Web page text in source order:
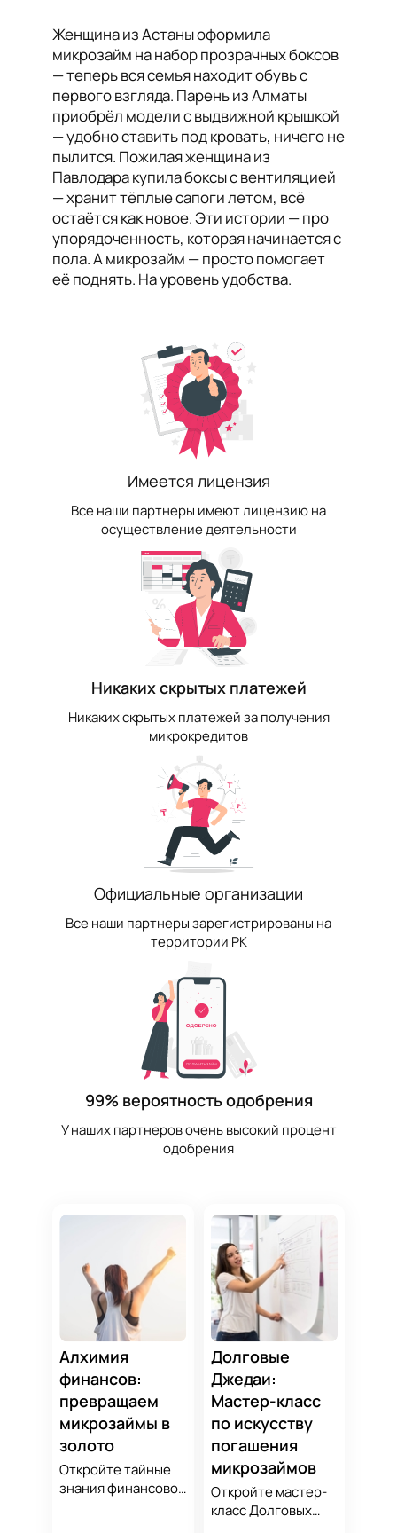
Женщина из Астаны оформила
микрозайм на набор прозрачных боксов
— теперь вся семья находит обувь с
первого взгляда. Парень из Алматы
приобрёл модели с выдвижной крышкой
— удобно ставить под кровать, ничего не
пылится. Пожилая женщина из
Павлодара купила боксы с вентиляцией
— хранит тёплые сапоги летом, всё
остаётся как новое. Эти истории — про
упорядоченность, которая начинается с
пола. А микрозайм — просто помогает
её поднять. На уровень удобства.
Имеется лицензия
Все наши партнеры имеют лицензию на
осуществление деятельности
Никаких скрытых платежей
Никаких скрытых платежей за получения
микрокредитов
Официальные организации
Все наши партнеры зарегистрированы на
территории РК
99% вероятность одобрения
У наших партнеров очень высокий процент
одобрения
Алхимия
финансов:
превращаем
микрозаймы в
золото
Откройте тайные
знания финансовой
Долговые
Джедаи:
Мастер-класс
по искусству
погашения
микрозаймов
Откройте мастер-
класс Долговых